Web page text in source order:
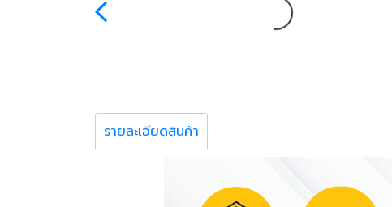
รายละเอียดสินค้า